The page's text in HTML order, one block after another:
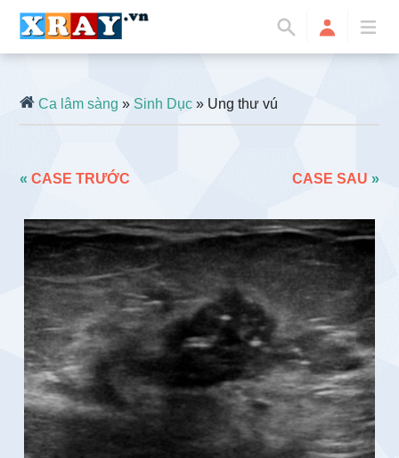
Ca lâm sàng »Sinh Dục » Ung thư vú
«CASE TRƯỚC CASE SAU »